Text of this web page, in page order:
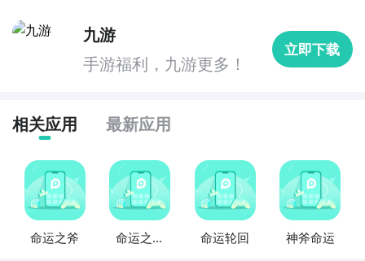
之斧轮回内购破解版命运之斧轮回破解命运之斧轮回
2、命运之斧轮回图片欣赏：
九游
手游福利，九游更多！
立即下载
相关应用 最新应用
命运之斧
命运之斧
命运轮回 神斧命运